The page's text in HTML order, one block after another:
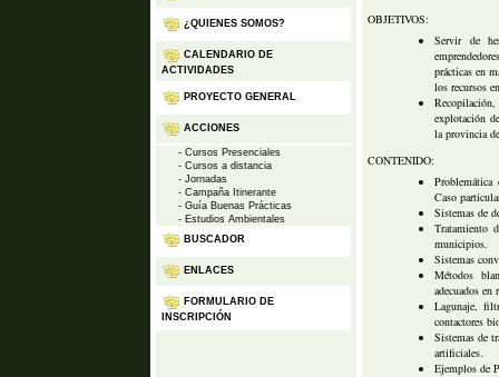
¿QUIENES SOMOS?
CALENDARIO DE
ACTIVIDADES
PROYECTO GENERAL
ACCIONES
- Cursos Presenciales
- Cursos a distancia
- Jornadas
- Campaña Itinerante
- Guía Buenas Prácticas
- Estudios Ambientales
BUSCADOR
ENLACES
FORMULARIO DE
INSCRIPCIÓN
OBJETIVOS:
Servir de
prácticas en
los recursos
explotación
la provincia
CONTENIDO:
Caso
Sistemas de
Tratamiento
municipios.
Sistemas
Métodos
adecuados
Lagunaje,
contactores
Sistemas de
artificiales.
Ejemplos de